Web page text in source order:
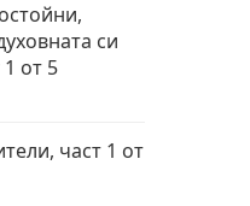
си
от 5
част 1 от